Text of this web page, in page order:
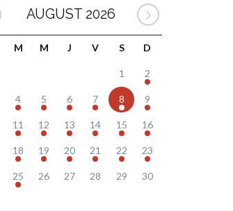
AUGUST 2026
M M J V S D
1 2
4 5 6 7 8 9
11 12 13 14 15 16
18 19 20 21 22 23
25 26 27 28 29 30